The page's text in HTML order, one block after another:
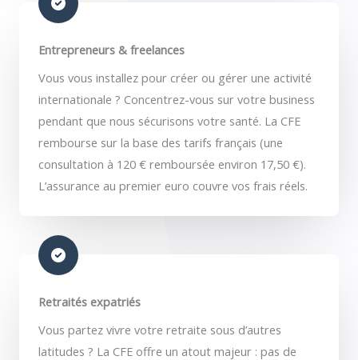
Entrepreneurs & freelances
Vous vous installez pour créer ou gérer une activité
internationale ? Concentrez-vous sur votre business
pendant que nous sécurisons votre santé. La CFE
rembourse sur la base des tarifs français (une
consultation à 120 € remboursée environ 17,50 €).
L’assurance au premier euro couvre vos frais réels.
Retraités expatriés
Vous partez vivre votre retraite sous d’autres
latitudes ? La CFE offre un atout majeur : pas de